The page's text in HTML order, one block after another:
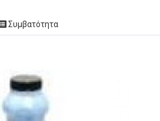
Συμβατότητα